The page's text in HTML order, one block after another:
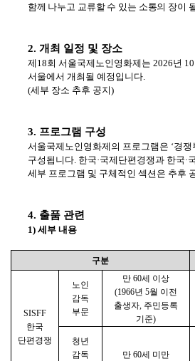
함께 나누고 교류할 수 있는 소통의 장이
2. 개최 일정 및 장소
제 18회 서울국제노인영화제는 2026년 10
서울에서 개최될 예정입니다.
(세부 장소 추후 공지)
3. 프로그램 구성
서울국제노인영화제의 프로그램은 ‘경쟁
구성됩니다. 한국·국제단편경쟁과 한국·
세부 프로그램 및 구체적인 섹션은 추후
4. 출품 관련
1) 세부 내용
구분
SISFF
한국
단편경쟁
노인
감독
부문
만 60세 이상
(1966년 5월 이전
출생자 주민등록
기준)
청년
감독
만 60세 미만